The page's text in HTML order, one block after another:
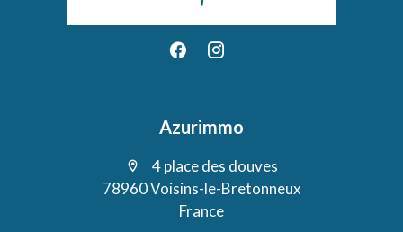
Azurimmo
4 place des douves
78960 Voisins-le-Bretonneux
France